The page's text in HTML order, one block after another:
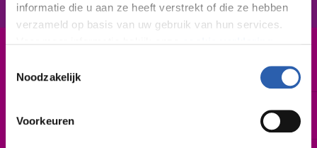
informatie die u aan ze heeft verstrekt of die ze hebben
verzameld op basis van uw gebruik van hun services.
We werken samen met
die uw gegevens
Noodzakelijk
Voorkeuren
BBL / 2
2 jaar